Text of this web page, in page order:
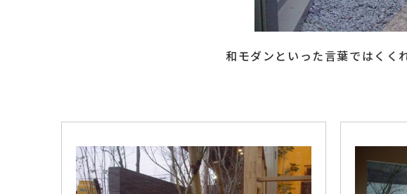
和モダンといった言葉ではくく